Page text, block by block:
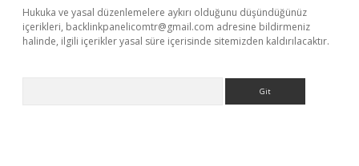
Hukuka ve yasal düzenlemelere aykırı olduğunu düşündüğünüz
içerikleri, backlinkpanelicomtr@gmail.com adresine bildirmeniz
halinde, ilgili içerikler yasal süre içerisinde sitemizden kaldırılacaktır.